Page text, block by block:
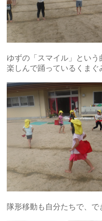
ゆずの「スマイル」とい
楽しんで踊っているくまぐ
隊形移動も自分たちで、で